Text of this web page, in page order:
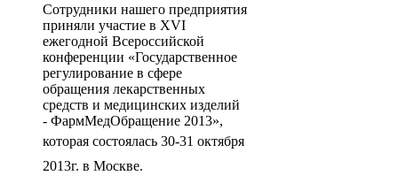
Сотрудники нашего предприятия
приняли участие в XVI
ежегодной Всероссийской
конференции «Государственное
регулирование в сфере
обращения лекарственных
средств и медицинских изделий
- ФармМедОбращение 2013»,
которая состоялась 30-31 октября
2013г. в Москве.